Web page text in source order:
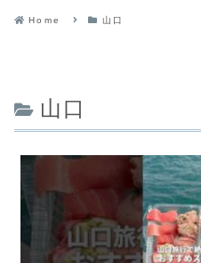
Home 山口
山口